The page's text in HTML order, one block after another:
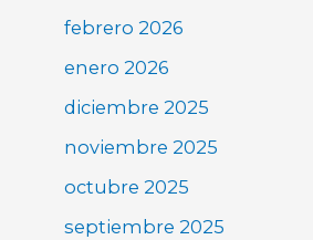
febrero 2026
enero 2026
diciembre 2025
noviembre 2025
octubre 2025
septiembre 2025